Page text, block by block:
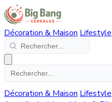
Décoration & Maison Lifestyle
Décoration & Maison Lifestyle